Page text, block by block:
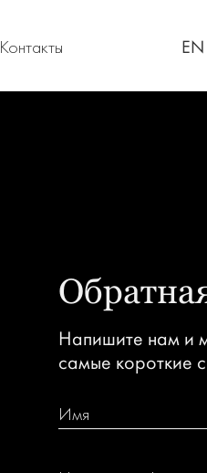
Контакты EN
Напишите нам и
самые короткие